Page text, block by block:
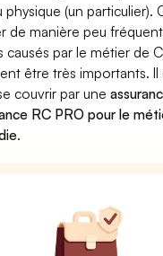
physique (un particulier).
de manière peu
causés par le métier de
être très importants.
couvrir par une
RC PRO pour le
.